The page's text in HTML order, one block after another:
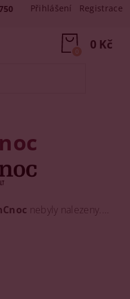
Přihlášení Registrace
0 Kč
0
nebyly nalezeny....